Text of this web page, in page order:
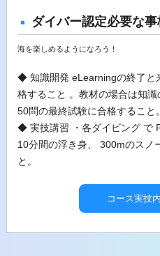
ダイバー認定必要な事
海を楽しめるようになろう！
◆ 知識開発 eLearningの終了と
格すること 。教材の場合は知識
50問の最終試験に合格すること。
◆ 実技講習 ・各ダイビング で
10分間の浮き身、 300mのスノ
と。
コース実技